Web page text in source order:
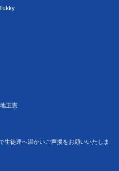
正憲
生徒達へ温かいご声援をお願いいたしま